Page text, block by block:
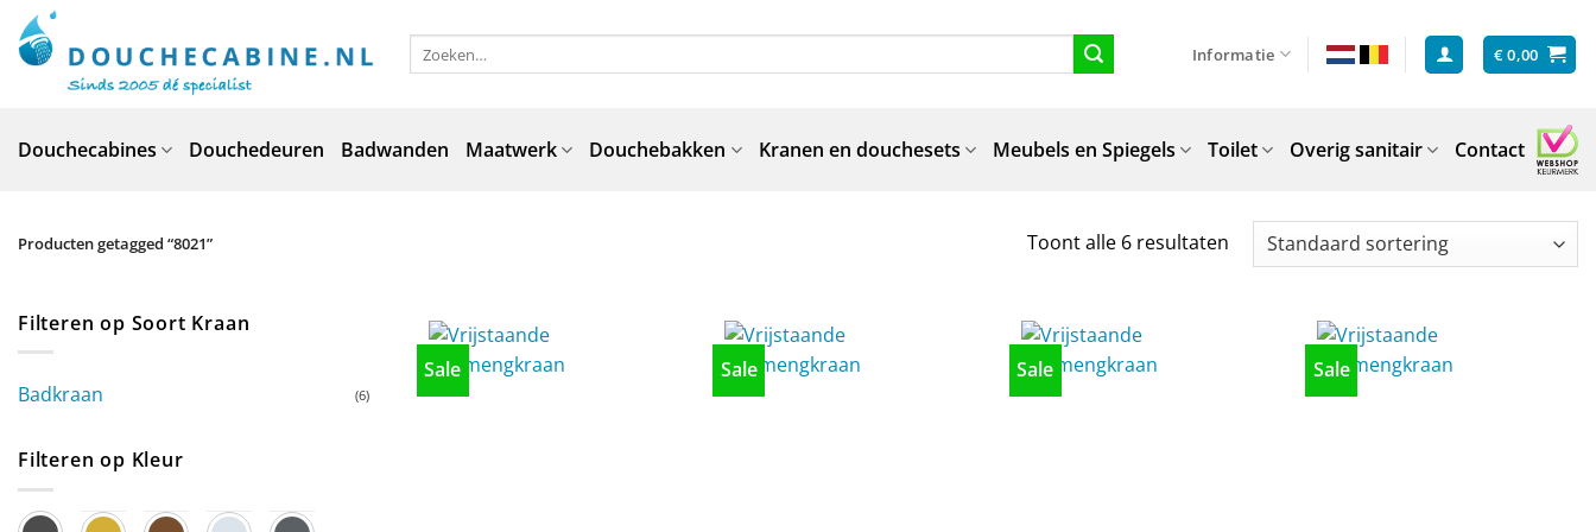
naar
inhoud
Zoeken
naar:
Informatie €0,00
Douchecabines Douchedeuren Badwanden Maatwerk Douchebakken Kranen en douchesets Meubels en Spiegels Toilet Overig sanitair Contact
Producten getagged “8021” Toont alle 6 resultaten
Filteren op Soort Kraan
Badkraan (6)
Filteren op Kleur
Sale Sale Sale Sale